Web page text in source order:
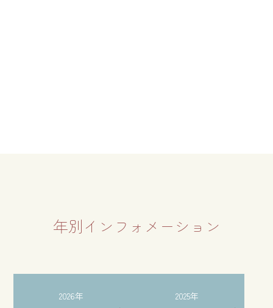
年別インフォメーション
2026年 2025年